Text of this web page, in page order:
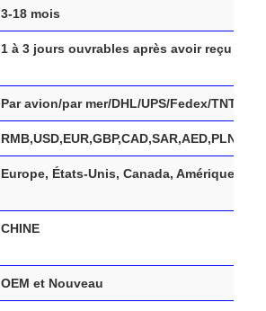
3-18 mois
1 à 3 jours ouvrables après avoir reçu
Par avion/par mer/DHL/UPS/Fedex/TNT/
Europe, États-Unis, Canada, Amérique du
CHINE
OEM et Nouveau